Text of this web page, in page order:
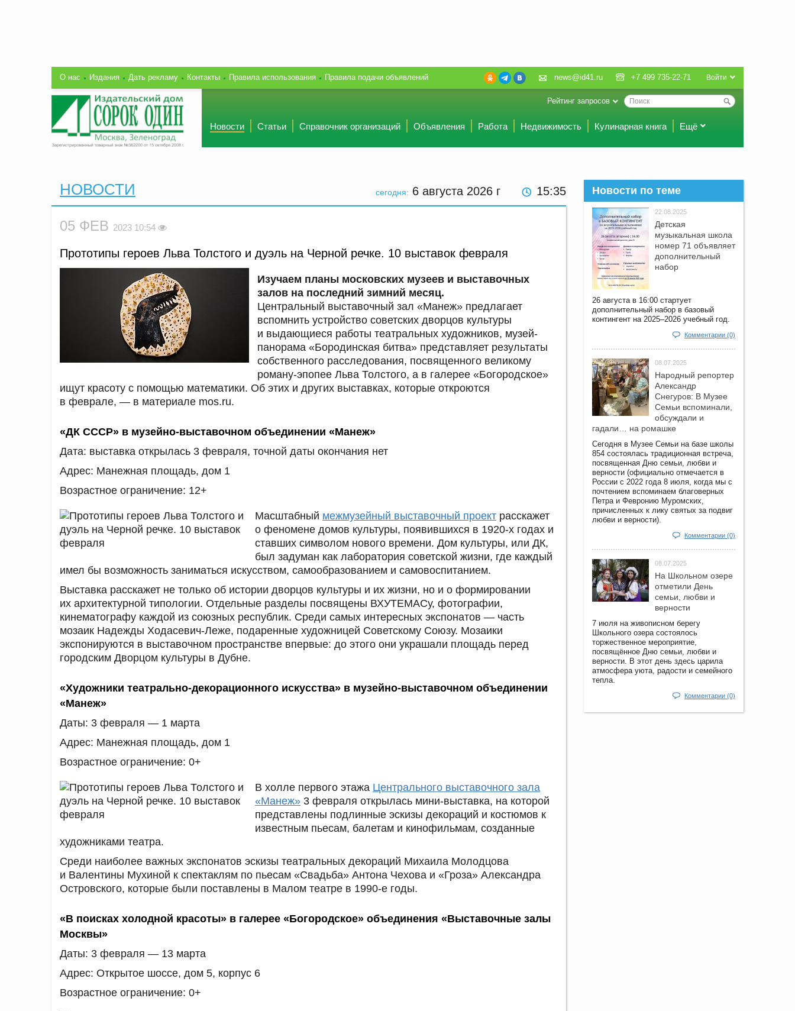
О нас Издания Дать рекламу Контакты Правила использования Правила подачи объявлений Войти
news@id41.ru +7 499 735-22-71
Рейтинг запросов
Новости Статьи Справочник организаций Объявления Работа Недвижимость Кулинарная книга Ещё
сегодня: 6 августа 2026 г 15 35
НОВОСТИ
05 ФЕВ 2023 10:54
Прототипы героев Льва Толстого и дуэль на Черной речке. 10 выставок февраля
Изучаем планы московских музеев и выставочных
залов на последний зимний месяц.
Центральный выставочный зал «Манеж» предлагает
вспомнить устройство советских дворцов культуры
и выдающиеся работы театральных художников, музей-
панорама «Бородинская битва» представляет результаты
собственного расследования, посвященного великому
роману-эпопее Льва Толстого, а в галерее «Богородское»
ищут красоту с помощью математики. Об этих и других выставках, которые откроются
в феврале, — в материале mos.ru.
«ДК СССР» в музейно-выставочном объединении «Манеж»
Дата: выставка открылась 3 февраля, точной даты окончания нет
Адрес: Манежная площадь, дом 1
Возрастное ограничение: 12+
Масштабный межмузейный выставочный проект расскажет
о феномене домов культуры, появившихся в 1920-х годах и
ставших символом нового времени. Дом культуры, или ДК,
был задуман как лаборатория советской жизни, где каждый
имел бы возможность заниматься искусством, самообразованием и самовоспитанием.
Выставка расскажет не только об истории дворцов культуры и их жизни, но и о формировании
их архитектурной типологии. Отдельные разделы посвящены ВХУТЕМАСу, фотографии,
кинематографу каждой из союзных республик. Среди самых интересных экспонатов — часть
мозаик Надежды Ходасевич-Леже, подаренные художницей Советскому Союзу. Мозаики
экспонируются в выставочном пространстве впервые: до этого они украшали площадь перед
городским Дворцом культуры в Дубне.
«Художники театрально-декорационного искусства» в музейно-выставочном объединении
«Манеж»
Даты: 3 февраля — 1 марта
Адрес: Манежная площадь, дом 1
Возрастное ограничение: 0+
В холле первого этажа Центрального выставочного зала
«Манеж» 3 февраля открылась мини-выставка, на которой
представлены подлинные эскизы декораций и костюмов к
известным пьесам, балетам и кинофильмам, созданные
художниками театра.
Среди наиболее важных экспонатов эскизы театральных декораций Михаила Молодцова
и Валентины Мухиной к спектаклям по пьесам «Свадьба» Антона Чехова и «Гроза» Александра
Островского, которые были поставлены в Малом театре в 1990-е годы.
«В поисках холодной красоты» в галерее «Богородское» объединения «Выставочные залы
Москвы»
Даты: 3 февраля — 13 марта
Адрес: Открытое шоссе, дом 5, корпус 6
Возрастное ограничение: 0+
Новости по теме
22.08.2025
Детская
музыкальная школа
номер 71 объявляет
дополнительный
набор
26 августа в 16:00 стартует
дополнительный набор в базовый
контингент на 2025–2026 учебный год.
Комментарии (0)
08.07.2025
Народный репортер
Александр
Снегуров: В Музее
Семьи вспоминали,
обсуждали и
гадали… на ромашке
Сегодня в Музее Семьи на базе школы
854 состоялась традиционная встреча,
посвященная Дню семьи, любви и
верности (официально отмечается в
России с 2022 года 8 июля, когда мы с
почтением вспоминаем благоверных
Петра и Февронию Муромских,
причисленных к лику святых за подвиг
любви и верности).
Комментарии (0)
08.07.2025
На Школьном озере
отметили День
семьи, любви и
верности
7 июля на живописном берегу
Школьного озера состоялось
торжественное мероприятие,
посвящённое Дню семьи, любви и
верности. В этот день здесь царила
атмосфера уюта, радости и семейного
тепла.
Комментарии (0)